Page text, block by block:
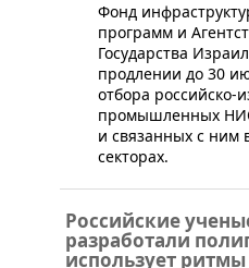
Фонд
программ и
Государства
продлении до 30
отбора российско-
промышленных
и связанных с ним
секторах.
Российские
разработали
использует